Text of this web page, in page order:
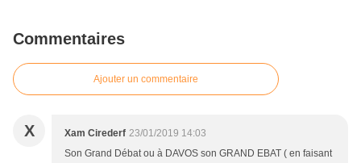
Commentaires
Ajouter un commentaire
X Xam Cirederf 23/01/2019 14:03
Son Grand Débat ou à DAVOS son GRAND EBAT ( en faisant